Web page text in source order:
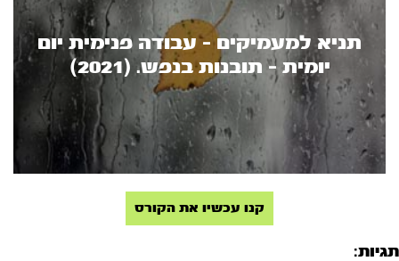
תניא למעמיקים - עבודה פנימית יום
יומית - תובנות בנפש. (2021)
קנו עכשיו את הקורס
תגיות: